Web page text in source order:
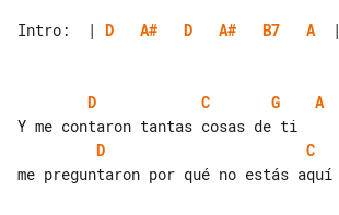
Intro:  | D A# D A# B7 A
  |
D C G
A
D
C
me preguntaron por qué no estás aquí